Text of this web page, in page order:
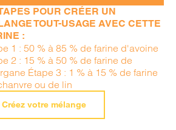
POUR CRÉER UN
TOUT-USAGE AVEC CETTE
:
1 : 50 % à 85 % de farine d'avoine
2 : 15 % à 50 % de farine de
Étape 3 : 1 % à 15 % de farine
ou de lin
Créez votre mélange